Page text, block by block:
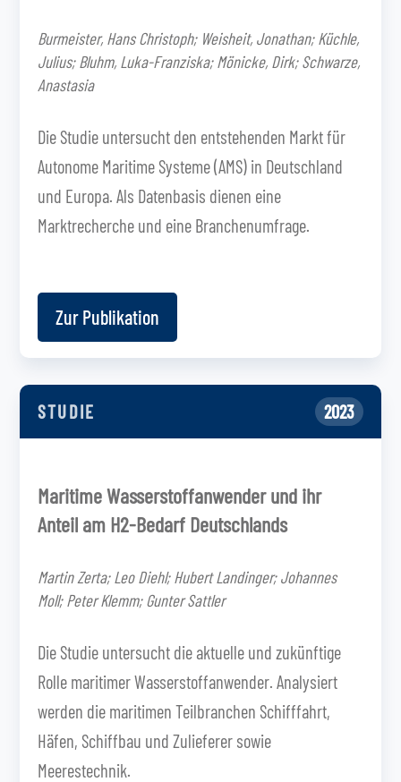
Burmeister, Hans Christoph; Weisheit, Jonathan; Küchle,
Julius; Bluhm, Luka-Franziska; Mönicke, Dirk; Schwarze,
Anastasia
Die Studie untersucht den entstehenden Markt für
Autonome Maritime Systeme (AMS) in Deutschland
und Europa. Als Datenbasis dienen eine
Marktrecherche und eine Branchenumfrage.
Zur Publikation
STUDIE 2023
Maritime Wasserstoffanwender und ihr
Anteil am H2-Bedarf Deutschlands
Martin Zerta; Leo Diehl; Hubert Landinger; Johannes
Moll; Peter Klemm; Gunter Sattler
Die Studie untersucht die aktuelle und zukünftige
Rolle maritimer Wasserstoffanwender. Analysiert
werden die maritimen Teilbranchen Schifffahrt,
Häfen, Schiffbau und Zulieferer sowie
Meerestechnik.